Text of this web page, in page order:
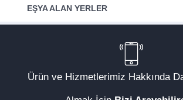
EŞYA ALAN YERLER
Ürün ve Hizmetlerimiz Hakkında